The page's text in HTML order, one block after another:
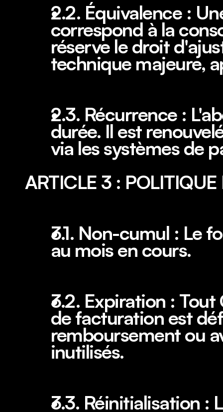
2.2. Équivalence :
correspond à la
réserve le droit
technique majeure,
2.3. Récurrence :
durée. Il est
via les systèmes de
ARTICLE 3 :
3.1. Non-cumul : Le
au mois en cours.
3.2. Expiration :
de facturation est
remboursement ou
inutilisés.
3.3. Réinitialisation :